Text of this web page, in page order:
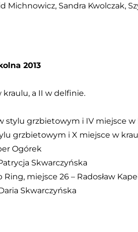
Michnowicz, Sandra Kwolczak,
2013
a II w delfinie.
stylu grzbietowym i IV miejsce w
grzbietowym i X miejsce w
Ogórek
Skwarczyńska
miejsce 26 – Radosław
Skwarczyńska